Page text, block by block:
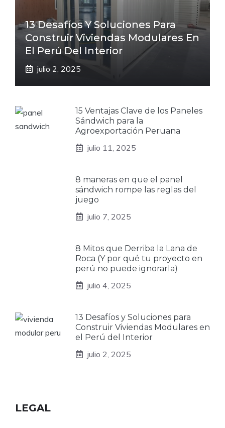
13 Desafíos Y Soluciones Para
Construir Viviendas Modulares En
El Perú Del Interior
julio 2, 2025
15 Ventajas Clave de los Paneles
Sándwich para la
Agroexportación Peruana
julio 11, 2025
8 maneras en que el panel
sándwich rompe las reglas del
juego
julio 7, 2025
8 Mitos que Derriba la Lana de
Roca (Y por qué tu proyecto en
perú no puede ignorarla)
julio 4, 2025
13 Desafíos y Soluciones para
Construir Viviendas Modulares en
el Perú del Interior
julio 2, 2025
LEGAL